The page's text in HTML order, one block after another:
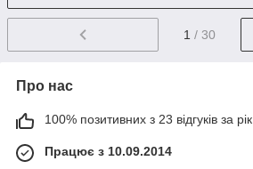
1 / 30
Про нас
100% позитивних з 23 відгуків за рік
Працює з 10.09.2014